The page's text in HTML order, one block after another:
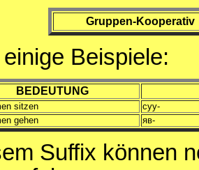
Gruppen-Kooperativ
Beispiele:
BEDEUTUNG
sitzen
суу-
gehen
яв-
Suffix können